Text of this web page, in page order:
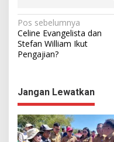
N
a
v
g
a
s
Pos sebelumnya
Celine Evangelista dan
Stefan William Ikut
Pengajian?
Jangan Lewatkan